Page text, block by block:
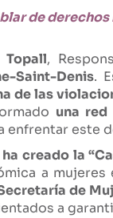
de
Topall,
Saint-Denis.
de las
una
enfrentar este
creado la
a
de
a